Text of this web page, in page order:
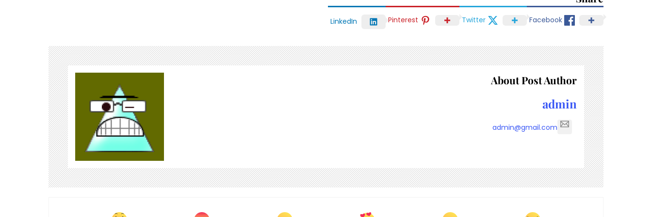
Facebook
Twitter
Pinterest
LinkedIn
About Post Author
admin
admin@gmail.com